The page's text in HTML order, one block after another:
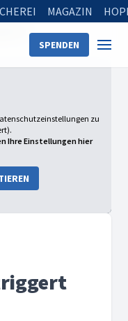
MAGAZIN
SPENDEN
zu
Ihre Einstellungen hier